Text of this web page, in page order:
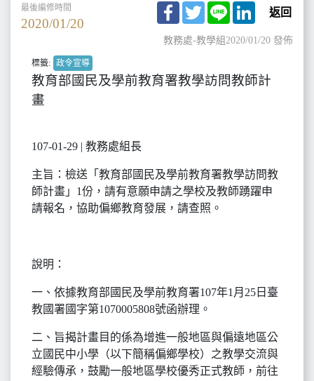
最後編修時間
2020/01/20
Facebook
TwitterLine LinkedIn
返回
教務處-教學組2020/01/20 發佈
標籤: 政令宣導
教育部國民及學前教育署教學訪問教師計
畫
107-01-29 | 教務處組長
主旨：檢送「教育部國民及學前教育署教學訪問教
師計畫」1份，請有意願申請之學校及教師踴躍申
請報名，協助偏鄉教育發展，請查照。
說明：
一、依據教育部國民及學前教育署107年1月25日臺
教國署國字第1070005808號函辦理。
二、旨揭計畫目的係為增進一般地區與偏遠地區公
立國民中小學（以下簡稱偏鄉學校）之教學交流與
經驗傳承，鼓勵一般地區學校優秀正式教師，前往